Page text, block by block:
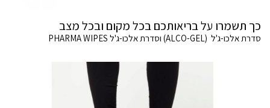
כך תשמרו על בריאותכם בכל מקום ובכל מצב
סדרת אלכו-ג'ל (ALCO-GEL) וסדרת אלכו-ג'ל PHARMA WIPES